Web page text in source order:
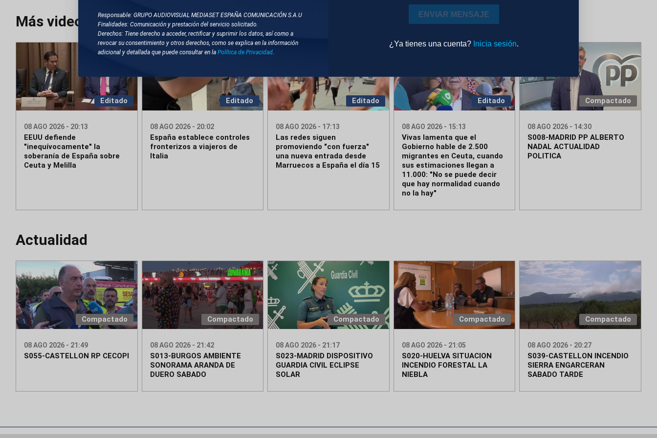
Responsable: GRUPO AUDIOVISUAL MEDIASET ESPAÑA COMUNICACIÓN S.A.U
Finalidades: Comunicación y prestación del servicio solicitado.
Derechos: Tiene derecho a acceder, rectificar y suprimir los datos, así como a
revocar su consentimiento y otros derechos, como se explica en la información
adicional y detallada que puede consultar en la Política de Privacidad.
ENVIAR MENSAJE
¿Ya tienes una cuenta? Inicia sesión.
Más videos
Editado
08 AGO 2026 - 20:13
EEUU defiende
"inequívocamente" la
soberanía de España sobre
Ceuta y Melilla
Editado
08 AGO 2026 - 20:02
España establece controles
fronterizos a viajeros de
Italia
Editado
08 AGO 2026 - 17:13
Las redes siguen
promoviendo "con fuerza"
una nueva entrada desde
Marruecos a España el día 15
Editado
08 AGO 2026 - 15:13
Vivas lamenta que el
Gobierno hable de 2.500
migrantes en Ceuta, cuando
sus estimaciones llegan a
11.000: "No se puede decir
que hay normalidad cuando
no la hay"
Compactado
08 AGO 2026 - 14:30
S008-MADRID PP ALBERTO
NADAL ACTUALIDAD
POLITICA
Actualidad
Compactado
08 AGO 2026 - 21:49
S055-CASTELLON RP CECOPI
Compactado
08 AGO 2026 - 21:42
S013-BURGOS AMBIENTE
SONORAMA ARANDA DE
DUERO SABADO
Compactado
08 AGO 2026 - 21:17
S023-MADRID DISPOSITIVO
GUARDIA CIVIL ECLIPSE
SOLAR
Compactado
08 AGO 2026 - 21:05
S020-HUELVA SITUACION
INCENDIO FORESTAL LA
NIEBLA
Compactado
08 AGO 2026 - 20:27
S039-CASTELLON INCENDIO
SIERRA ENGARCERAN
SABADO TARDE